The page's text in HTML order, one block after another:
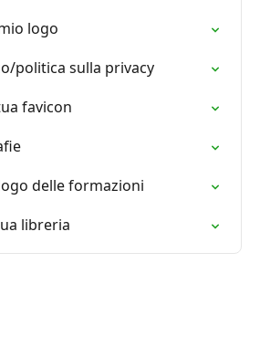
logo
politica sulla privacy
favicon
delle formazioni
libreria